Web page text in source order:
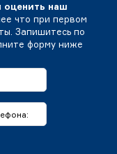
оценить наш
что при первом
Запишитесь по
форму ниже